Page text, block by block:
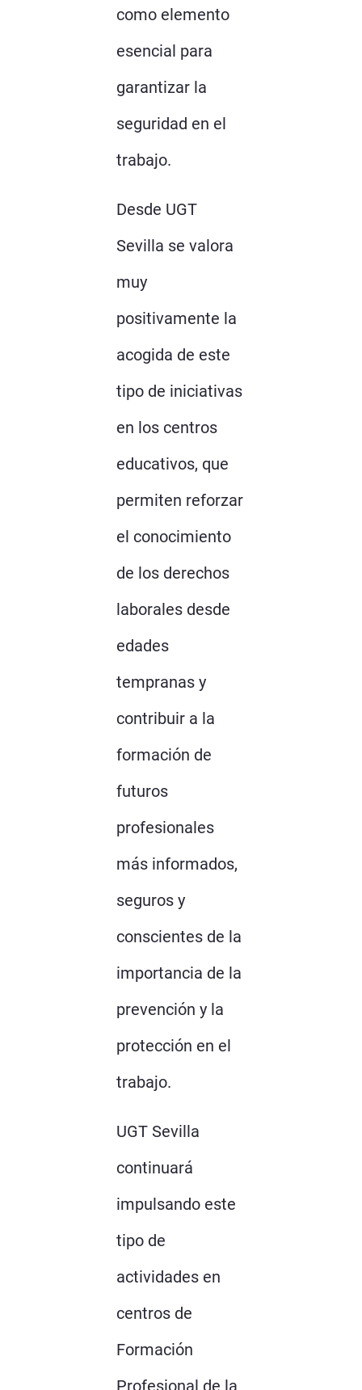
como elemento
esencial para
garantizar la
seguridad en el
trabajo.
Desde UGT
Sevilla se valora
muy
positivamente la
acogida de este
tipo de iniciativas
en los centros
educativos, que
permiten reforzar
el conocimiento
de los derechos
laborales desde
edades
tempranas y
contribuir a la
formación de
futuros
profesionales
más informados,
seguros y
conscientes de la
importancia de la
prevención y la
protección en el
trabajo.
UGT Sevilla
continuará
impulsando este
tipo de
actividades en
centros de
Formación